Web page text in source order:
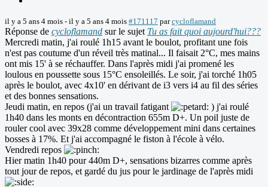
il y a 5 ans 4 mois - il y a 5 ans 4 mois #171117 parcycloflamand
Réponse de cycloflamand sur le sujet Tu as fait quoi aujourd'hui???
Mercredi matin, j'ai roulé 1h15 avant le boulot, profitant une fois
n'est pas coutume d'un réveil très matinal... Il faisait 2°C, mes mains
ont mis 15' à se réchauffer. Dans l'après midi j'ai promené les
loulous en poussette sous 15°C ensoleillés. Le soir, j'ai torché 1h05
après le boulot, avec 4x10' en dérivant de i3 vers i4 au fil des séries
et des bonnes sensations.
Jeudi matin, en repos (j'ai un travail fatigant
) j'ai roulé
1h40 dans les monts en décontraction 655m D+. Un poil juste de
rouler cool avec 39x28 comme développement mini dans certaines
bosses à 17%. Et j'ai accompagné le fiston à l'école à vélo.
Vendredi repos
Hier matin 1h40 pour 440m D+, sensations bizarres comme après
tout jour de repos, et gardé du jus pour le jardinage de l'après midi